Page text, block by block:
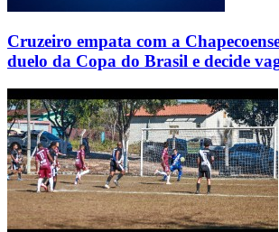
Cruzeiro empata com a
duelo da Copa do Brasil e decide